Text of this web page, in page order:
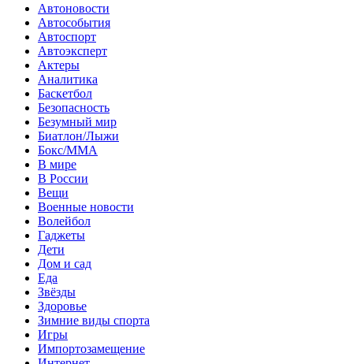
Автоновости
Автособытия
Автоспорт
Автоэксперт
Актеры
Аналитика
Баскетбол
Безопасность
Безумный мир
Биатлон/Лыжи
Бокс/MMA
В мире
В России
Вещи
Военные новости
Волейбол
Гаджеты
Дети
Дом и сад
Еда
Звёзды
Здоровье
Зимние виды спорта
Игры
Импортозамещение